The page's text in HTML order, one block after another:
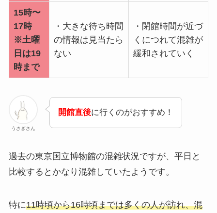
15時〜
17時
※土曜
日は19
時まで
・大きな待ち時間
の情報は見当たら
ない
・閉館時間が近づ
くにつれて混雑が
緩和されていく
うさぎさん
開館直後に行くのがおすすめ！
過去の東京国立博物館の混雑状況ですが、平日と
比較するとかなり混雑していたようです。
特に11時頃から16時頃までは多くの人が訪れ、混